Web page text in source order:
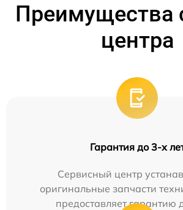
Преимущества
центра
Гарантия до 3-х
Сервисный центр
оригинальные запчасти
предоставляет гарантию